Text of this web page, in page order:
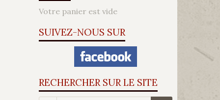
Votre panier est vide
SUIVEZ-NOUS SUR
RECHERCHER SUR LE SITE